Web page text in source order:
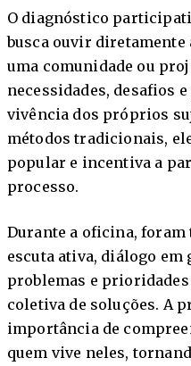
O diagnóstico
busca ouvir diretamente
uma comunidade ou
necessidades, desafios
vivência dos próprios
métodos tradicionais,
popular e incentiva a
processo.
Durante a oficina, foram
escuta ativa, diálogo
problemas e
coletiva de soluções. A
importância de
quem vive neles,